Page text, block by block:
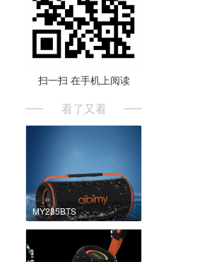
扫一扫 在手机上阅读
看了又看
MY285BTS